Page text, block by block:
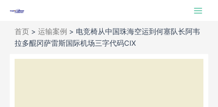
Main
首页 > 运输案例 > 电竞椅从中国珠海空运到何塞队长阿韦
拉多醌冈萨雷斯国际机场三字代码CIX